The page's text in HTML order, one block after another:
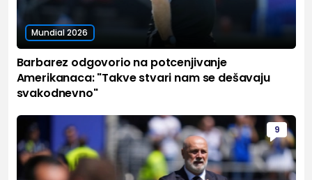
Mundial 2026
Barbarez odgovorio na potcenjivanje
Amerikanaca: "Takve stvari nam se dešavaju
svakodnevno"
9